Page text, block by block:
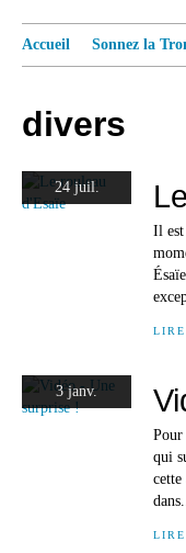
Accueil Sonnez la
divers
24 juil.
Il est
3 janv.
Pour
qui
cette